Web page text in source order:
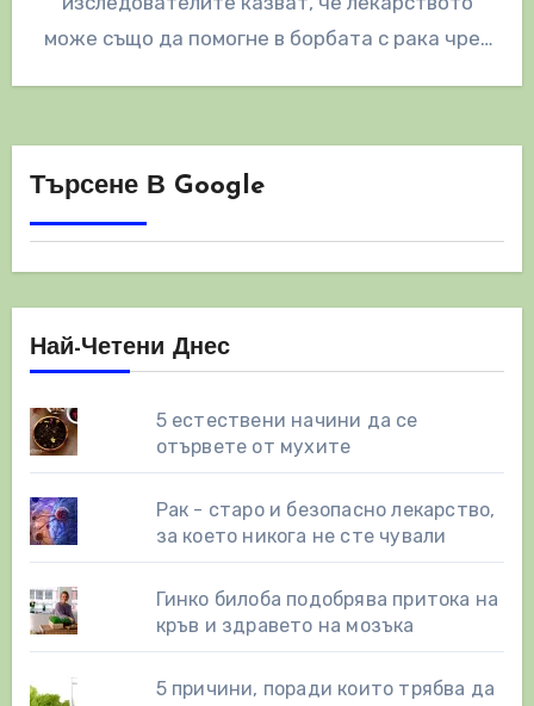
може също да помогне в борбата с рака чрез
Търсене В Google
Най-Четени Днес
5 естествени начини да се
отървете от мухите
Рак - старо и безопасно лекарство,
за което никога не сте чували
Гинко билоба подобрява притока на
кръв и здравето на мозъка
5 причини, поради които трябва да